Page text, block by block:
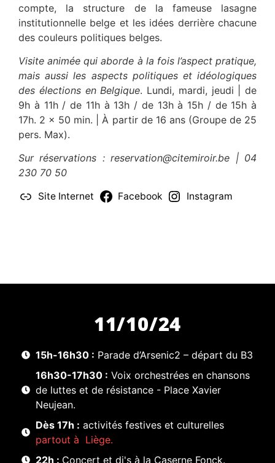
compte, la structure de la fameuse lasagne
institutionnelle belge et les idées derrière chacune
des couleurs politiques belges.
Visite animée qui aborde à la fois l’aspect pratique,
mais aussi les aspects politiques et idéologiques
des élections en Belgique. Lundi, mardi, jeudi | de
9h à 11h / de 11h à 13h / de 13h à 15h / de 15h à
17h. 2 x 50 min. | À partir de 16 ans (Groupe de 25
pers. Max).
Sur réservations : reservation@citemiroir.be | 04
230 70 50
Site Internet Facebook Instagram
11/10/24
15h-16h30 : Parade d’Arsenic2 – départ du B3
16h30-17h30 : Voix orchestrées en chansons
de luttes et de résistance - Place Xavier
Neujean.
Dès 17h : activités festives et culturelles
partout à Liège.
22h : Concert et dj's à la Caserne Fonck.